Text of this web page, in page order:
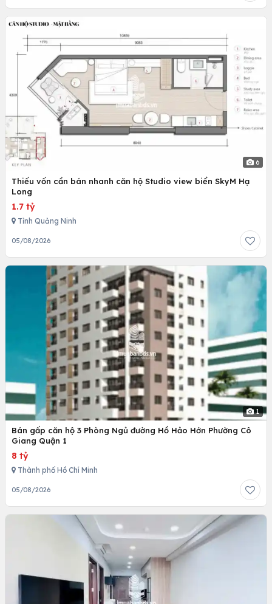
6
Thiếu vốn cần bán nhanh căn hộ Studio view biển SkyM Hạ
Long
1.7 tỷ
Tỉnh Quảng Ninh
05/08/2026
1
Bán gấp căn hộ 3 Phòng Ngủ đường Hồ Hảo Hớn Phường Cô
Giang Quận 1
8 tỷ
Thành phố Hồ Chí Minh
05/08/2026